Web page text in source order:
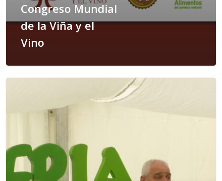
Congreso Mundial
de la Viña y el
Vino